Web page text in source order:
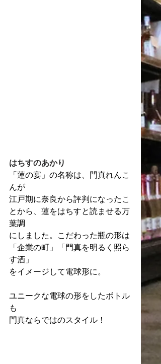
はちすのあかり
「蓮の宴」の名称は、門真れんこ
んが
江戸期に奈良から評判になったこ
とから、蓮をはちすと読ませる万
葉調
にしました。こだわった瓶の形は
「企業の町」「門真を明るく照ら
す酒」
をイメージして電球形に。
ユニークな電球の形をしたボトル
も
門真ならではのスタイル！